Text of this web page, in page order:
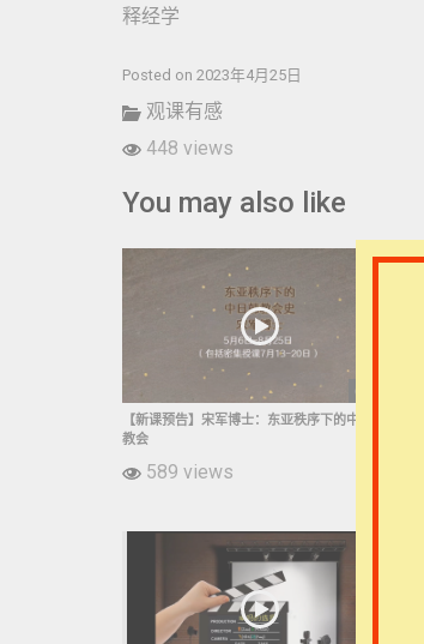
释经学
Posted on 2023年4月25日
观课有感
448 views
You may also like
【新课预告】宋军博士：东亚秩序下的中日韩
教会
589 views